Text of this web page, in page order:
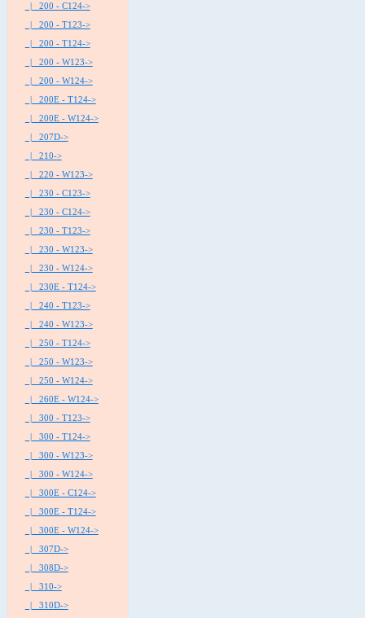
|_ 200 - C124->
|_ 200 - T123->
|_ 200 - T124->
|_ 200 - W123->
|_ 200 - W124->
|_ 200E - T124->
|_ 200E - W124->
|_ 207D->
|_ 210->
|_ 220 - W123->
|_ 230 - C123->
|_ 230 - C124->
|_ 230 - T123->
|_ 230 - W123->
|_ 230 - W124->
|_ 230E - T124->
|_ 240 - T123->
|_ 240 - W123->
|_ 250 - T124->
|_ 250 - W123->
|_ 250 - W124->
|_ 260E - W124->
|_ 300 - T123->
|_ 300 - T124->
|_ 300 - W123->
|_ 300 - W124->
|_ 300E - C124->
|_ 300E - T124->
|_ 300E - W124->
|_ 307D->
|_ 308D->
|_ 310->
|_ 310D->